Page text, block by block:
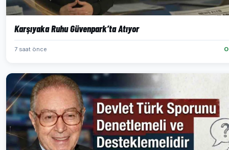
Karşıyaka Ruhu Güvenpark’ta Atıyor
7 saat önce